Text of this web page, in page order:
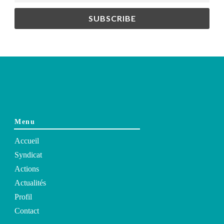
Menu
Accueil
Syndicat
Actions
Actualités
Profil
Contact